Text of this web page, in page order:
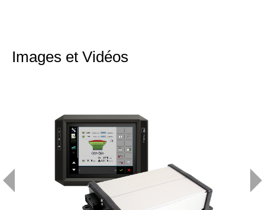
Images et Vidéos